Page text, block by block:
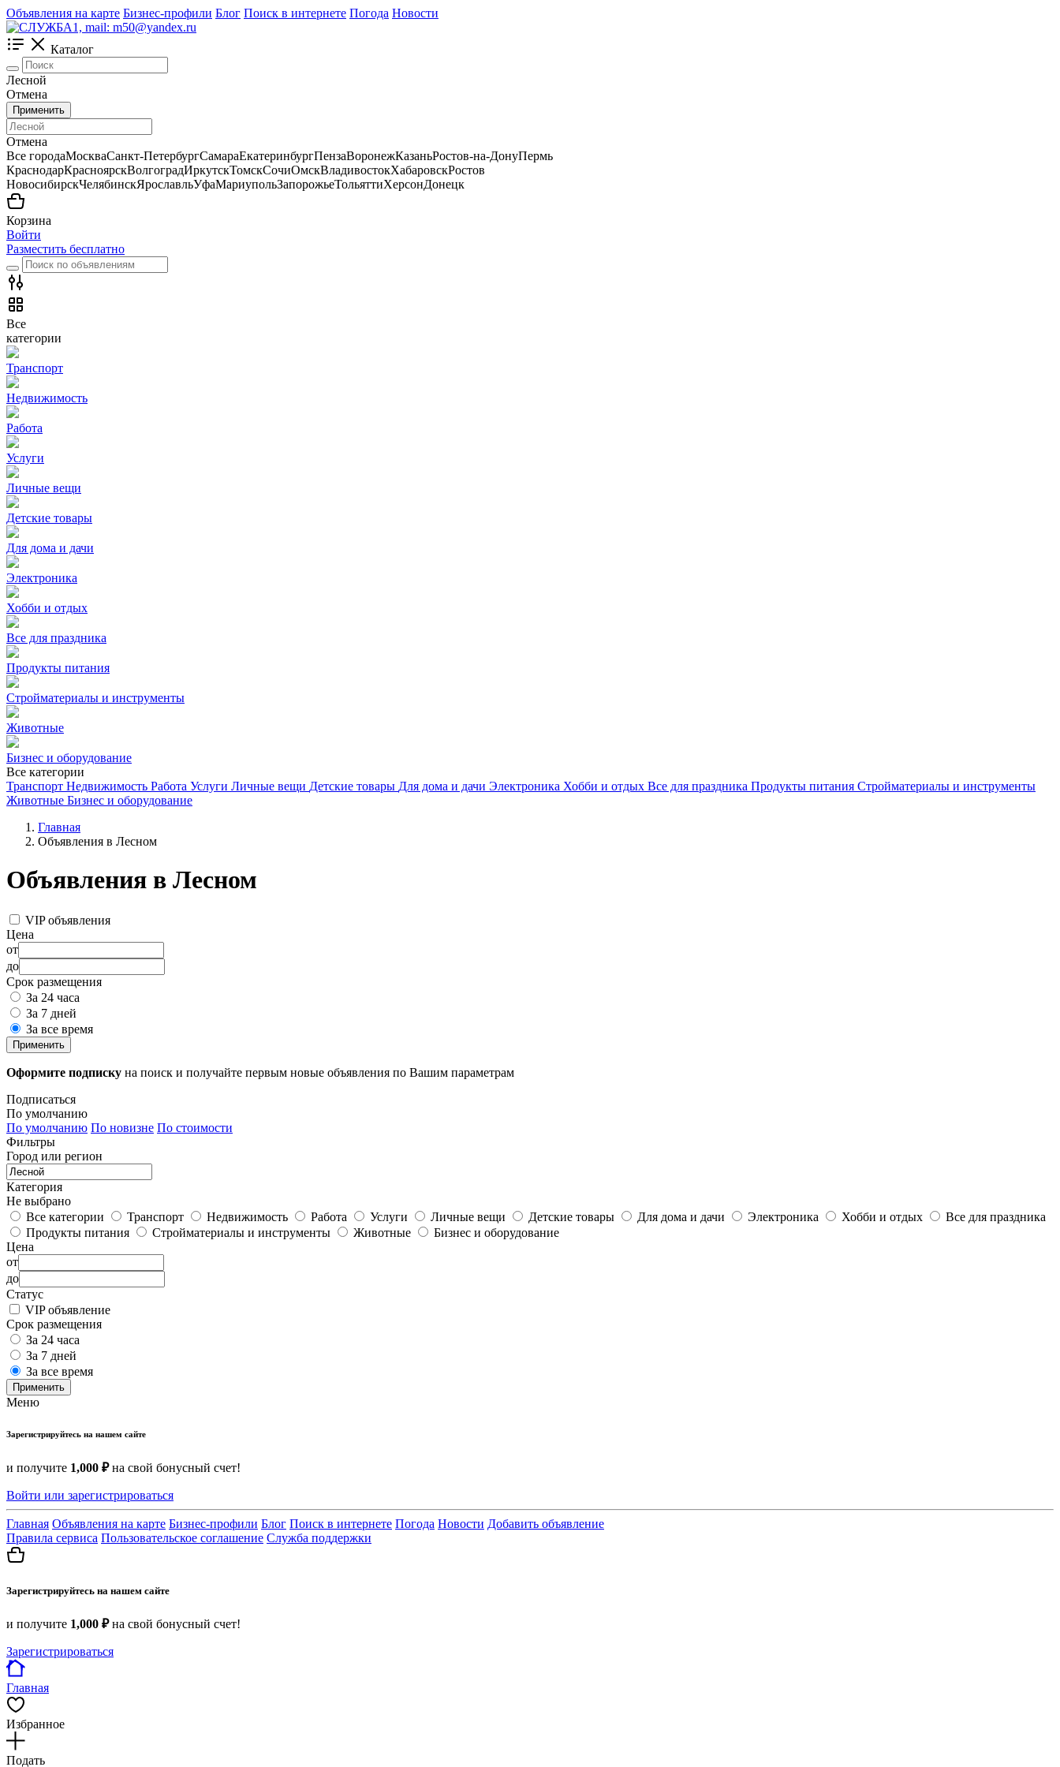
Объявления на карте Бизнес-профили Блог Поиск в интернете Погода Новости
Каталог
Лесной
Отмена
Применить
Отмена
Все городаМоскваСанкт-ПетербургСамараЕкатеринбургПензаВоронежКазаньРостов-на-ДонуПермь
КраснодарКрасноярскВолгоградИркутскТомскСочиОмскВладивостокХабаровскРостов
НовосибирскЧелябинскЯрославльУфаМариупольЗапорожьеТольяттиХерсонДонецк
Корзина
Войти
Разместить бесплатно
Все
категории
Транспорт
Недвижимость
Работа
Услуги
Личные вещи
Детские товары
Для дома и дачи
Электроника
Хобби и отдых
Все для праздника
Продукты питания
Стройматериалы и инструменты
Животные
Бизнес и оборудование
Все категории
Транспорт Недвижимость Работа Услуги Личные вещи Детские товары Для дома и дачи Электроника Хобби и отдых Все для праздника Продукты питания Стройматериалы и инструменты
Животные Бизнес и оборудование
Главная
Объявления в Лесном
Объявления в Лесном
VIP объявления
Цена
от
до
Срок размещения
За 24 часа
За 7 дней
За все время
Применить
Оформите подписку на поиск и получайте первым новые объявления по Вашим параметрам
Подписаться
По умолчанию
По умолчанию По новизне По стоимости
Фильтры
Город или регион
Категория
Не выбрано
Все категории
Транспорт Недвижимость Работа Услуги Личные вещи Детские товары Для дома и дачи Электроника Хобби и отдых
Все для праздника
Продукты питания
Стройматериалы и инструменты Животные
Бизнес и оборудование
Цена
от
до
Статус
VIP объявление
Срок размещения
За 24 часа
За 7 дней
За все время
Применить
Меню
Зарегистрируйтесь на нашем сайте
и получите 1,000 ₽на свой бонусный счет!
Войти или зарегистрироваться
Главная Объявления на карте Бизнес-профили Блог Поиск в интернете Погода Новости Добавить объявление
Правила сервиса Пользовательское соглашение Служба поддержки
Зарегистрируйтесь на нашем сайте
и получите 1,000 ₽на свой бонусный счет!
Зарегистрироваться
Главная
Избранное
Подать